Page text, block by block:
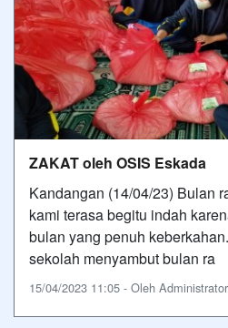
ZAKAT oleh OSIS Eskada
Kandangan (14/04/23) Bulan
kami terasa begitu indah
bulan yang penuh
sekolah menyambut bulan ra
15/04/2023 11:05 - Oleh